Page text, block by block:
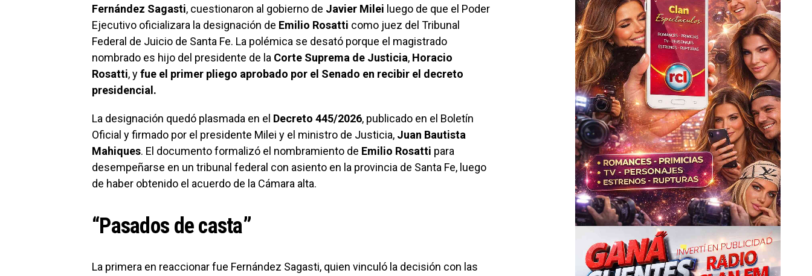
Fernández Sagasti, cuestionaron al gobierno de Javier Milei luego de que el Poder
Ejecutivo oficializara la designación de Emilio Rosatti como juez del Tribunal
Federal de Juicio de Santa Fe. La polémica se desató porque el magistrado
nombrado es hijo del presidente de la Corte Suprema de Justicia, Horacio
Rosatti, yfue el primer pliego aprobado por el Senado en recibir el decreto
presidencial.
La designación quedó plasmada en el Decreto 445/2026, publicado en el Boletín
Oficial y firmado por el presidente Milei y el ministro de Justicia, Juan Bautista
Mahiques. El documento formalizó el nombramiento de Emilio Rosatti para
desempeñarse en un tribunal federal con asiento en la provincia de Santa Fe, luego
de haber obtenido el acuerdo de la Cámara alta.
“Pasados de casta”
La primera en reaccionar fue Fernández Sagasti, quien vinculó la decisión con las